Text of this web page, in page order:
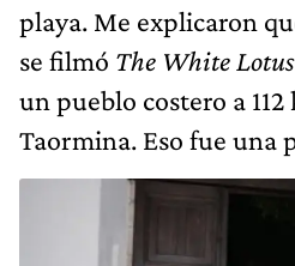
playa. Me explicaron
se filmó The White Lotus
un pueblo costero a
Taormina. Eso fue una